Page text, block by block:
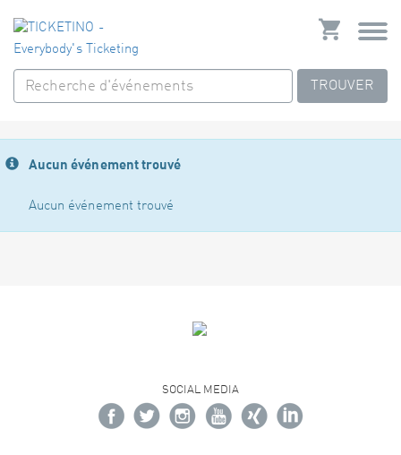
TROUVER
Aucun événement trouvé
Aucun événement trouvé
SOCIAL MEDIA